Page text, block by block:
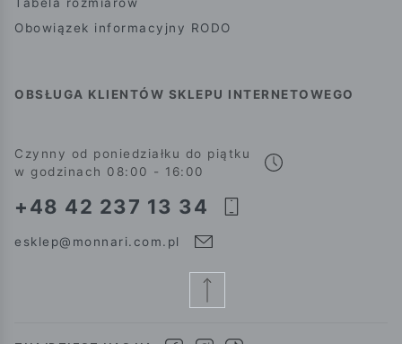
Obowiązek informacyjny RODO
OBSŁUGA KLIENTÓW SKLEPU INTERNETOWEGO
Czynny od poniedziałku do piątku
w godzinach 08:00 - 16:00
+48 42 237 13 34
esklep@monnari.com.pl